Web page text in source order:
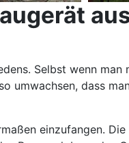
Selbst wenn
umwachsen, dass
einzufangen.